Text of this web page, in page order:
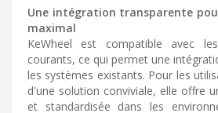
Une intégration transparente
maximal
KeWheel est compatible avec
courants, ce qui permet une
les systèmes existants. Pour les
d'une solution conviviale, elle offre
et standardisée dans les